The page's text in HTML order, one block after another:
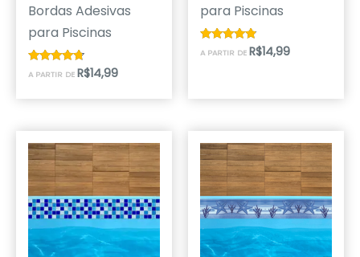
Bordas Adesivas
para Piscinas
Avaliação
A PARTIR DE R$14,99
para Piscinas
Avaliação
A PARTIR DE R$14,99